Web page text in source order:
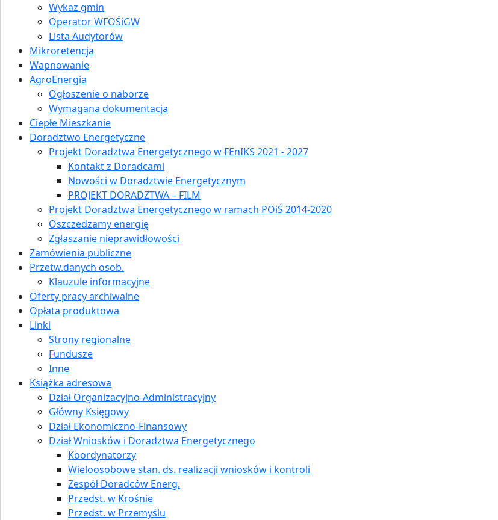
Wykaz gmin
Operator WFOŚiGW
Lista Audytorów
Mikroretencja
Wapnowanie
AgroEnergia
Ogłoszenie o naborze
Wymagana dokumentacja
Ciepłe Mieszkanie
Doradztwo Energetyczne
Projekt Doradztwa Energetycznego w FEnIKS 2021 - 2027
Kontakt z Doradcami
Nowości w Doradztwie Energetycznym
PROJEKT DORADZTWA – FILM
Projekt Doradztwa Energetycznego w ramach POiŚ 2014-2020
Oszczedzamy energię
Zgłaszanie nieprawidłowości
Zamówienia publiczne
Przetw.danych osob.
Klauzule informacyjne
Oferty pracy archiwalne
Opłata produktowa
Linki
Strony regionalne
Fundusze
Inne
Książka adresowa
Dział Organizacyjno-Administracyjny
Główny Księgowy
Dział Ekonomiczno-Finansowy
Dział Wniosków i Doradztwa Energetycznego
Koordynatorzy
Wieloosobowe stan. ds. realizacji wniosków i kontroli
Zespół Doradców Energ.
Przedst. w Krośnie
Przedst. w Przemyślu